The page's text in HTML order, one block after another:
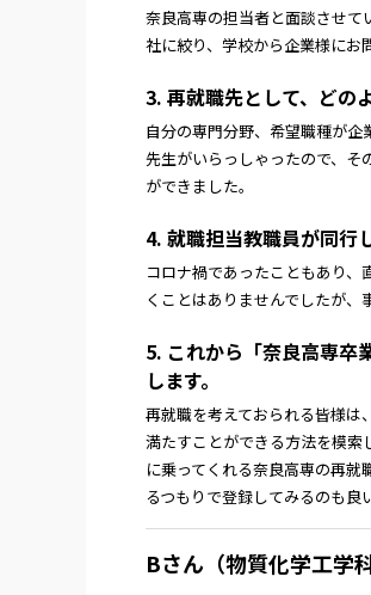
奈良高専の担当者と面談させて
社に絞り、学校から企業様にお
3. 再就職先として、どの
自分の専門分野、希望職種が
先生がいらっしゃったので、そ
ができました。
4. 就職担当教職員が同行
コロナ禍であったこともあり
くことはありませんでしたが、
5. これから「奈良高専卒
します。
再就職を考えておられる皆様は
満たすことができる方法を模索
に乗ってくれる奈良高専の再
るつもりで登録してみるのも良
Bさん（物質化学工学科